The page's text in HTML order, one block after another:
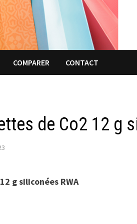
COMPARER CONTACT
de Co2 12 g
g siliconées RWA